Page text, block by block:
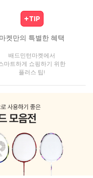
마켓만의 특별한 혜택
배드민턴마켓에서
마트하게 쇼핑하기 위한
플러스 팁!